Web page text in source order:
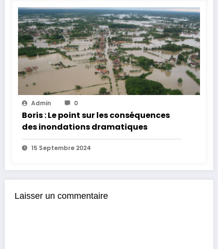
Admin 0
Boris : Le point sur les conséquences
des inondations dramatiques
15 Septembre 2024
Laisser un commentaire